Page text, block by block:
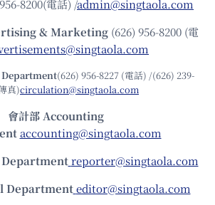
8200(電話) /admin@singtaola.com
& Marketing (626) 956-8200 (電
(626) 956-8227 (電話) /(626) 239-
真)circulation@singtaola.com
會計部 Accounting
accounting@singtaola.com
Department reporter@singtaola.com
Department editor@singtaola.com